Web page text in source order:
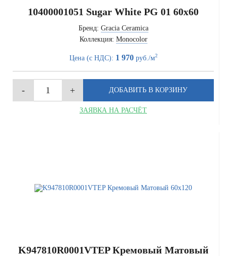
10400001051 Sugar White PG 01 60x60
Бренд: Gracia Ceramica
Коллекция: Monocolor
Цена (с НДС): 1 970руб./м2
ЗАЯВКА НА РАСЧЁТ
K947810R0001VTEP Кремовый Матовый